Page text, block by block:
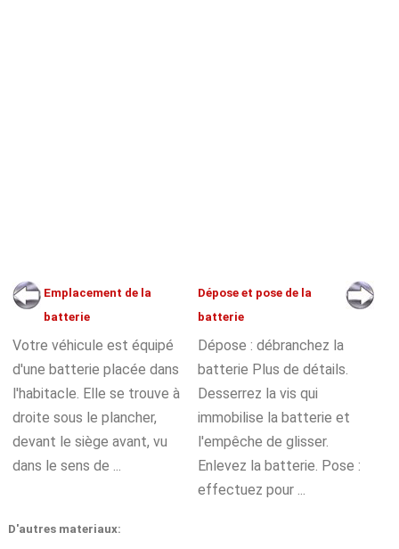
Emplacement de la
batterie
Votre véhicule est équipé
d'une batterie placée dans
l'habitacle. Elle se trouve à
droite sous le plancher,
devant le siège avant, vu
dans le sens de ...
Dépose et pose de la
batterie
Dépose : débranchez la
batterie Plus de détails.
Desserrez la vis qui
immobilise la batterie et
l'empêche de glisser.
Enlevez la batterie. Pose :
effectuez pour ...
D'autres materiaux: